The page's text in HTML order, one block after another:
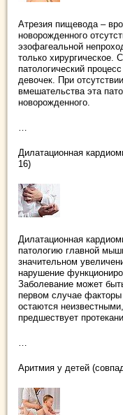
Атрезия пищевода –
новорожденного
эзофагеальной
только хирургическое.
патологический
девочек. При
вмешательства эта
новорожденного.
Дилатационная
16)
Дилатационная
патологию главной
значительном
нарушение
Заболевание может
первом случае
остаются
предшествует
Аритмия у детей